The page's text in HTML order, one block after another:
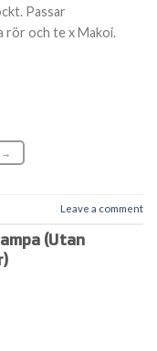
Passar
och te x Makoi.
→
Leave a comment
(Utan